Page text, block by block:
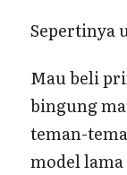
Sepertinya
Mau beli
bingung
teman-
model